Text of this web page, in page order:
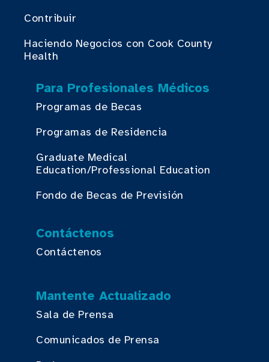
Contribuir
Haciendo Negocios con Cook County
Health
Para Profesionales Médicos
Programas de Becas
Programas de Residencia
Graduate Medical
Education/Professional Education
Fondo de Becas de Previsión
Contáctenos
Contáctenos
Mantente Actualizado
Sala de Prensa
Comunicados de Prensa